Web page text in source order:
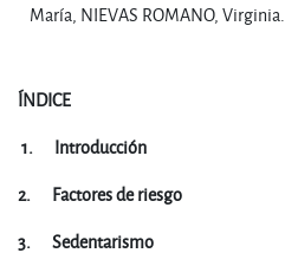
María, NIEVAS ROMANO, Virginia.
ÍNDICE
1. Introducción
2. Factores de riesgo
3. Sedentarismo